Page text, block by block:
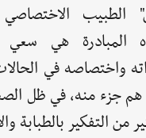
الاختصاصي
المبادرة هي سعي
واختصاصه في
هم جزء منه، في ظل
من التفكير بالطبابة